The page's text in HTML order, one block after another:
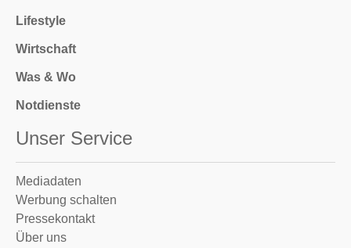
Lifestyle
Wirtschaft
Was & Wo
Notdienste
Unser Service
Mediadaten
Werbung schalten
Pressekontakt
Über uns